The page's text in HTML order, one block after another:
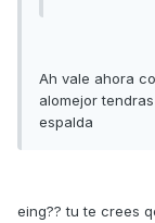
Ah vale ahora
alomejor
espalda
eing?? tu te crees